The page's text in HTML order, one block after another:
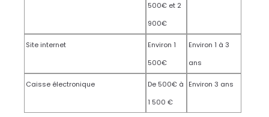
500€ et 2
900€
Site internet
Environ 1
500€
Environ 1 à 3
ans
Caisse électronique
De 500€ à
1 500 €
Environ 3 ans